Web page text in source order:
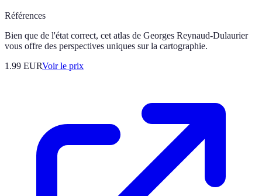
Références
Bien que de l'état correct, cet atlas de Georges Reynaud-Dulaurier
vous offre des perspectives uniques sur la cartographie.
1.99 EURVoir le prix